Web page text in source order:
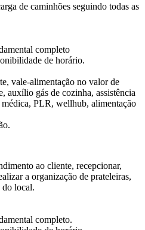
de caminhões seguindo todas as
completo
de horário.
vale-alimentação no valor de
auxílio gás de cozinha, assistência
PLR, wellhub, alimentação
ao cliente, recepcionar,
a organização de prateleiras,
do local.
completo.